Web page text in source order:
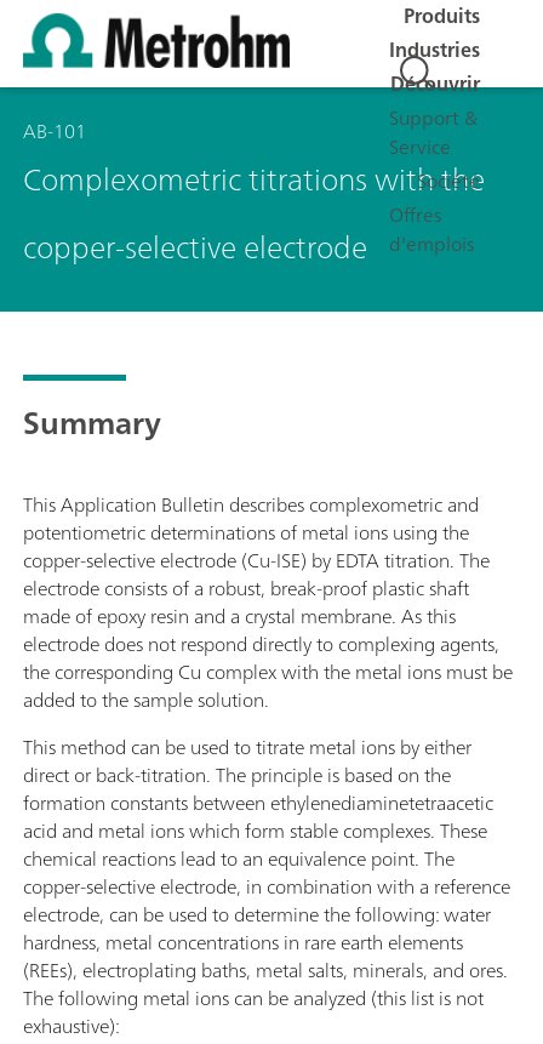
Produits
Industries
Découvrir
Support &
Service
Société
Offres
d'emplois
AB-101
Complexometric titrations with the
copper-selective electrode
Summary
This Application Bulletin describes complexometric and
potentiometric determinations of metal ions using the
copper-selective electrode (Cu-ISE) by EDTA titration. The
electrode consists of a robust, break-proof plastic shaft
made of epoxy resin and a crystal membrane. As this
electrode does not respond directly to complexing agents,
the corresponding Cu complex with the metal ions must be
added to the sample solution.
This method can be used to titrate metal ions by either
direct or back-titration. The principle is based on the
formation constants between ethylenediaminetetraacetic
acid and metal ions which form stable complexes. These
chemical reactions lead to an equivalence point. The
copper-selective electrode, in combination with a reference
electrode, can be used to determine the following: water
hardness, metal concentrations in rare earth elements
(REEs), electroplating baths, metal salts, minerals, and ores.
The following metal ions can be analyzed (this list is not
exhaustive):